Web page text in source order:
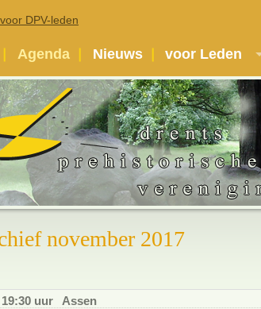
november 2017
19:30 uur Assen
DPV-leden
Agenda Nieuws voor Leden